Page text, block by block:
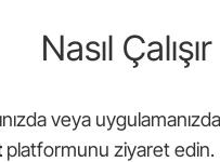
Nasıl Çalışır
veya
platformunu ziyaret edin.